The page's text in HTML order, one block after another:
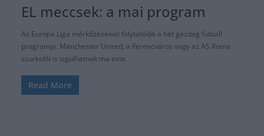
EL meccsek: a mai program
Az Európa Liga mérkőzéseivel folytatódik a hét gazdag futball
programja. Manchester United, a Ferencváros vagy az AS Roma
szurkolói is izgulhatnak ma este.
Read More